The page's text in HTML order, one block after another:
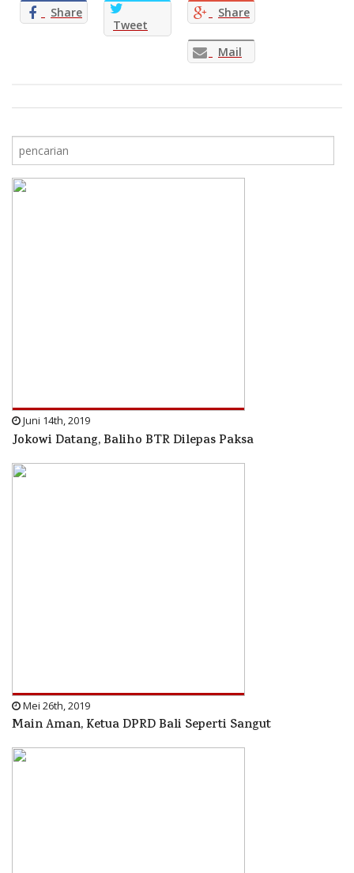
Share
Tweet
Share
Mail
Juni 14th, 2019
Jokowi Datang, Baliho BTR Dilepas Paksa
Mei 26th, 2019
Main Aman, Ketua DPRD Bali Seperti Sangut